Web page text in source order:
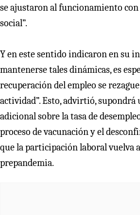
se ajustaron al funcionamiento
social”.
Y en este sentido indicaron en su
mantenerse tales dinámicas, es
recuperación del empleo se
actividad”. Esto, advirtió, supondrá
adicional sobre la tasa de
proceso de vacunación y el
que la participación laboral vuelva
prepandemia.